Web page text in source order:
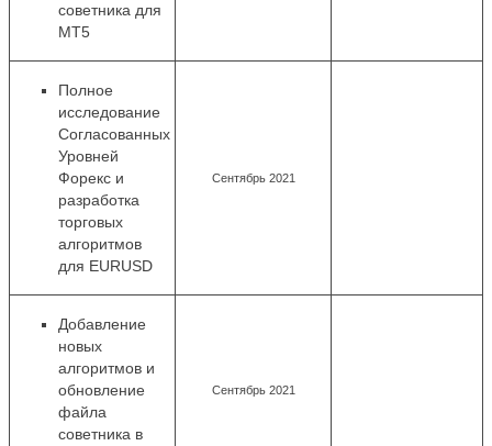
советника для
MT5
Полное
исследование
Согласованных
Уровней
Форекс и
разработка
торговых
алгоритмов
для EURUSD
Сентябрь 2021
Добавление
новых
алгоритмов и
обновление
файла
советника в
Сентябрь 2021